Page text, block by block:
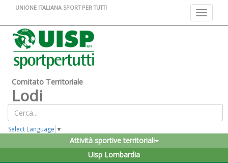
Toggle
UNIONE ITALIANA SPORT PER TUTTI
Comitato Territoriale
Lodi
Select Language ▼
Attività sportive territoriali
Uisp Lombardia